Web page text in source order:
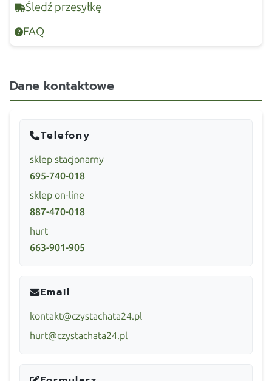
Śledź przesyłkę
FAQ
Dane kontaktowe
Telefony
sklep stacjonarny
695-740-018
sklep on-line
887-470-018
hurt
663-901-905
Email
kontakt@czystachata24.pl
hurt@czystachata24.pl